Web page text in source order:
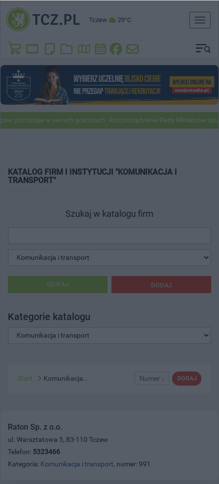
Tczew 29°C
Toggle
pozostaje w swoich granicach. Rozporządzenie Rady Ministrów
KATALOG FIRM I INSTYTUCJI "KOMUNIKACJA I
TRANSPORT"
Szukaj w katalogu firm
DODAJ
SZUKAJ
Kategorie katalogu
DODAJ
Numer ↓
Start Komunikacja...
Raton Sp. z o.o.
ul. Warsztatowa 5, 83-110 Tczew
Telefon: 5323466
Kategoria: Komunikacja i transport, numer: 991